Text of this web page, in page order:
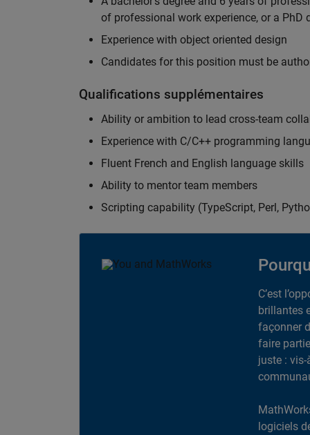
of professional work experience, or a PhD
Experience with object oriented design
Candidates for this position must be
Qualifications supplémentaires
Ability or ambition to lead cross-team
Experience with C/C++ programming
Fluent French and English language skills
Ability to mentor team members
Scripting capability (TypeScript, Perl,
C’est
brillantes
façonner
faire
juste : vis-
logiciels